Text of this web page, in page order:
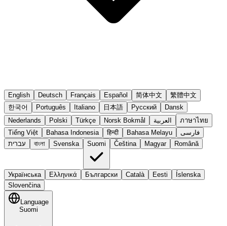
English Deutsch Français Español 简体中文
繁體中文
한국어
Português Italiano 日本語 Русский
Dansk
Nederlands
Polski Türkçe Norsk Bokmål العربية
ภาษาไทย
Tiếng Việt
Bahasa Indonesia हिन्दी Bahasa Melayu
فارسی
עברית
বাংলা Svenska Suomi Čeština Magyar Română
Українська Ελληνικά Български Català Eesti
Íslenska
Slovenčina
Language
Suomi